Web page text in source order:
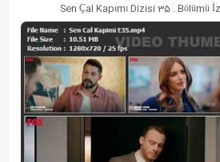
Sen Çal Kapımı Dizisi 35 . Bölümü